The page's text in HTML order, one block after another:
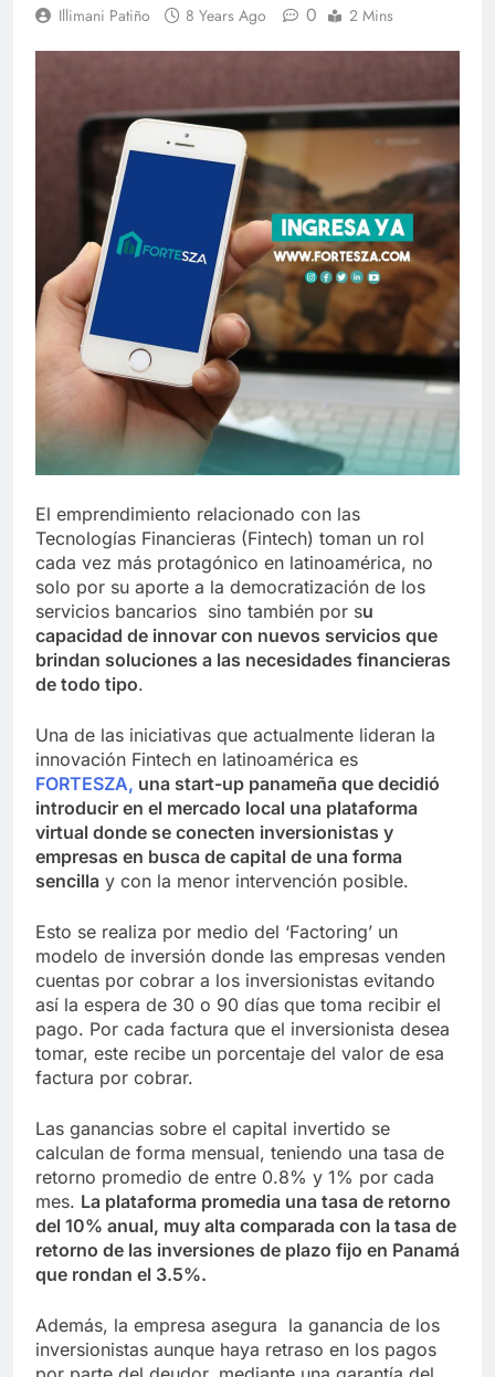
Illimani Patiño 8 Years Ago 0 2 Mins
El emprendimiento relacionado con las
Tecnologías Financieras (Fintech) toman un rol
cada vez más protagónico en latinoamérica, no
solo por su aporte a la democratización de los
servicios bancarios sino también por su
capacidad de innovar con nuevos servicios que
brindan soluciones a las necesidades financieras
de todo tipo.
Una de las iniciativas que actualmente lideran la
innovación Fintech en latinoamérica es
FORTESZA, una start-up panameña que decidió
introducir en el mercado local una plataforma
virtual donde se conecten inversionistas y
empresas en busca de capital de una forma
sencilla y con la menor intervención posible.
Esto se realiza por medio del ‘Factoring’ un
modelo de inversión donde las empresas venden
cuentas por cobrar a los inversionistas evitando
así la espera de 30 o 90 días que toma recibir el
pago. Por cada factura que el inversionista desea
tomar, este recibe un porcentaje del valor de esa
factura por cobrar.
Las ganancias sobre el capital invertido se
calculan de forma mensual, teniendo una tasa de
retorno promedio de entre 0.8% y 1% por cada
mes. La plataforma promedia una tasa de retorno
del 10% anual, muy alta comparada con la tasa de
retorno de las inversiones de plazo fijo en Panamá
que rondan el 3.5%.
Además, la empresa asegura la ganancia de los
inversionistas aunque haya retraso en los pagos